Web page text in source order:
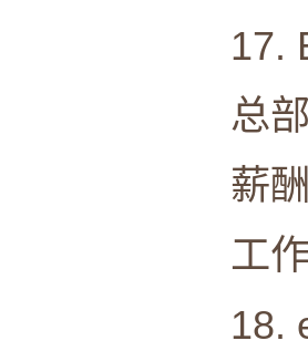
17.
总部:
薪酬
工作
18.